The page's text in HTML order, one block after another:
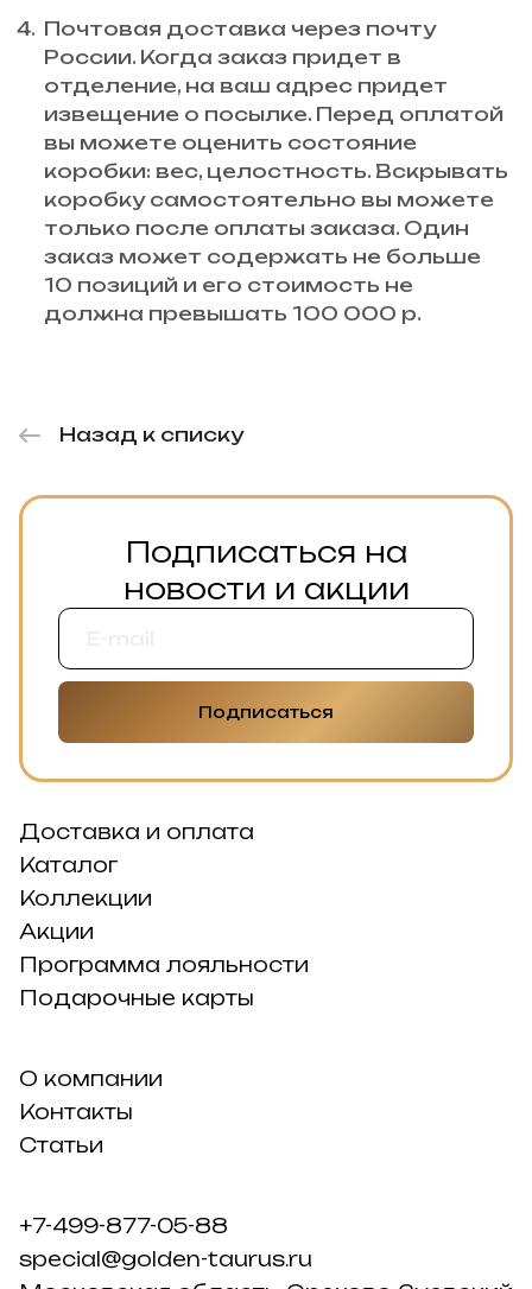
Почтовая доставка через почту
России. Когда заказ придет в
отделение, на ваш адрес придет
извещение о посылке. Перед оплатой
вы можете оценить состояние
коробки: вес, целостность. Вскрывать
коробку самостоятельно вы можете
только после оплаты заказа. Один
заказ может содержать не больше
10 позиций и его стоимость не
должна превышать 100 000 р.
Назад к списку
Подписаться на
новости и акции
Подписаться
Доставка и оплата
Каталог
Коллекции
Акции
Программа лояльности
Подарочные карты
О компании
Контакты
Статьи
+7-499-877-05-88
special@golden-taurus.ru